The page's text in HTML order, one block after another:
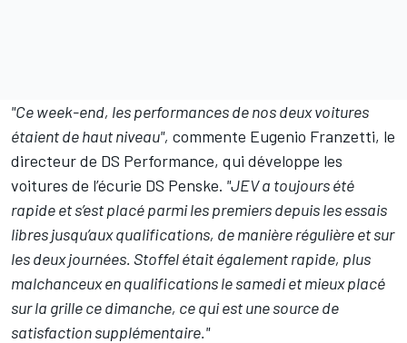
"Ce week-end, les performances de nos deux voitures
étaient de haut niveau", commente Eugenio Franzetti, le
directeur de DS Performance, qui développe les
voitures de l’écurie DS Penske. "JEV a toujours été
rapide et s’est placé parmi les premiers depuis les essais
libres jusqu’aux qualifications, de manière régulière et sur
les deux journées. Stoffel était également rapide, plus
malchanceux en qualifications le samedi et mieux placé
sur la grille ce dimanche, ce qui est une source de
satisfaction supplémentaire."